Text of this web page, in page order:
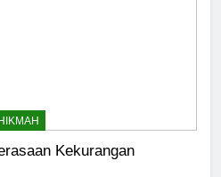
Kekurangan